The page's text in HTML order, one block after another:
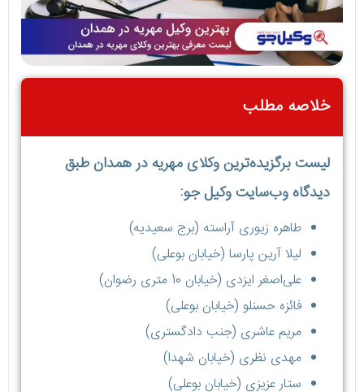
خلاصه مطلب
لیست برگزیده‌ترین وکلای مهریه در همدان طبق
دیدگاه وب‌سایت وکیل جو:
طاهره زیوری آراسته (برج سعیدیه)
لیلا آرین پارسا (خیابان بوعلی)
علی‌اصغر ایزدی (خیابان 10 متری رضوان)
فائزه حسنلو (خیابان بوعلی)
مریم عاشری (جنب دادگستری)
مهدی نظری (خیابان شهدا)
ستار عزیزی (خیابان بوعلی)